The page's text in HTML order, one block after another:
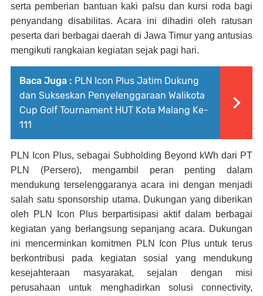
serta pemberian bantuan kaki palsu dan kursi roda bagi
penyandang disabilitas. Acara ini dihadiri oleh ratusan
peserta dari berbagai daerah di Jawa Timur yang antusias
mengikuti rangkaian kegiatan sejak pagi hari.
Baca Juga : PLN Icon Plus Jatim Dukung
dan Sukseskan Penyelenggaraan Walikota
Cup Golf Tournament HUT Kota Malang Ke-
111
PLN Icon Plus, sebagai Subholding Beyond kWh dari PT
PLN (Persero), mengambil peran penting dalam
mendukung terselenggaranya acara ini dengan menjadi
salah satu sponsorship utama. Dukungan yang diberikan
oleh PLN Icon Plus berpartisipasi aktif dalam berbagai
kegiatan yang berlangsung sepanjang acara. Dukungan
ini mencerminkan komitmen PLN Icon Plus untuk terus
berkontribusi pada kegiatan sosial yang mendukung
kesejahteraan masyarakat, sejalan dengan misi
perusahaan untuk menghadirkan solusi connectivity,